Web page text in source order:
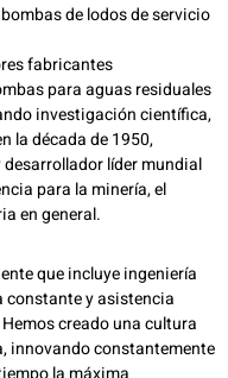
de lodos de servicio
fabricantes
para aguas residuales
investigación científica,
la década de 1950,
líder mundial
para la minería, el
en general.
que incluye ingeniería
y asistencia
creado una cultura
innovando constantemente